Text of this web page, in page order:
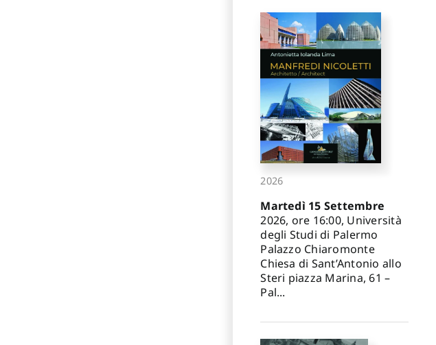
2026
Martedì 15 Settembre
2026, ore 16:00, Università
degli Studi di Palermo
Palazzo Chiaromonte
Chiesa di Sant’Antonio allo
Steri piazza Marina, 61 –
Pal...